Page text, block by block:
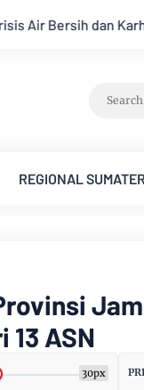
Batanghari Surut
REGIONAL
13 ASN
30px